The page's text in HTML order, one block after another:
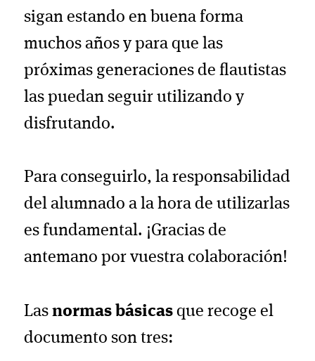
sigan estando en buena forma
muchos años y para que las
próximas generaciones de flautistas
las puedan seguir utilizando y
disfrutando.
Para conseguirlo, la responsabilidad
del alumnado a la hora de utilizarlas
es fundamental. ¡Gracias de
antemano por vuestra colaboración!
Lasnormas básicas que recoge el
documento son tres: